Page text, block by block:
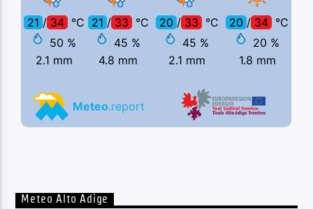
Meteo Alto Adige